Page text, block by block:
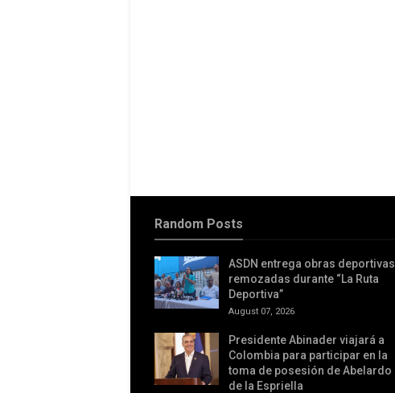
Random Posts
ASDN entrega obras deportivas
remozadas durante “La Ruta
Deportiva”
August 07, 2026
Presidente Abinader viajará a
Colombia para participar en la
toma de posesión de Abelardo
de la Espriella